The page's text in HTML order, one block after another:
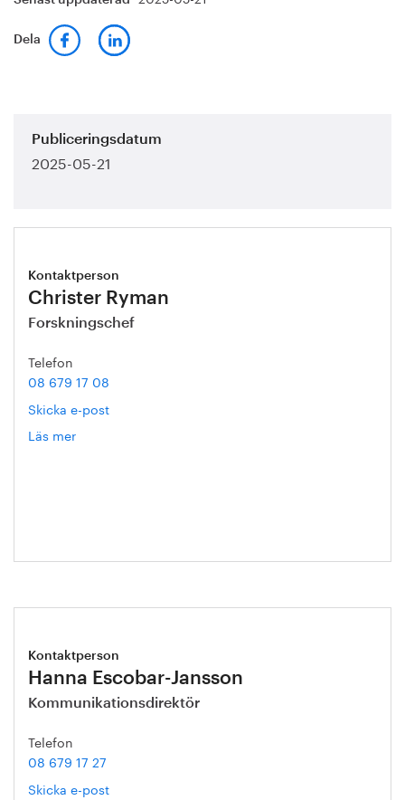
Dela
Publiceringsdatum
2025-05-21
Kontaktperson
Christer Ryman
Forskningschef
Telefon
08 679 17 08
Skicka e-post
Läs mer
Kontaktperson
Hanna Escobar-Jansson
Kommunikationsdirektör
Telefon
08 679 17 27
Skicka e-post